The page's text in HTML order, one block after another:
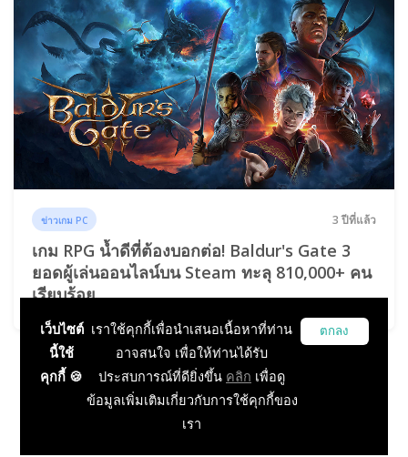
ข่าวเกม PC 3 ปีที่แล้ว
เกม RPG น้ำดีที่ต้องบอกต่อ! Baldur's Gate 3
ยอดผู้เล่นออนไลน์บน Steam ทะลุ 810,000+ คน
เรียบร้อย
1 3 4 5 6
102
เว็บไซต์
นี้ใช้
คุกกี้ 🍪
เราใช้คุกกี้เพื่อนำเสนอเนื้อหาที่ท่าน
อาจสนใจ เพื่อให้ท่านได้รับ
ประสบการณ์ที่ดียิ่งขึ้น คลิก เพื่อดู
ข้อมูลเพิ่มเติมเกี่ยวกับการใช้คุกกี้ของ
เรา
ตกลง